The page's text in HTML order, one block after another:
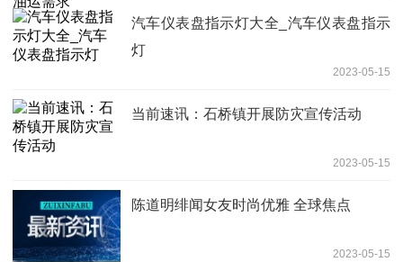
汽车仪表盘指示灯大全_汽车仪表盘指示
灯
2023-05-15
当前速讯：石桥镇开展防灾宣传活动
2023-05-15
陈道明绯闻女友时尚优雅 全球焦点
2023-05-15